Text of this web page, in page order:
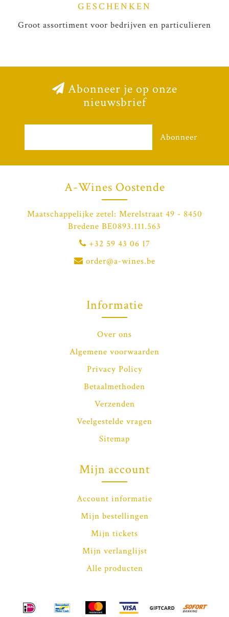
GESCHENKEN
Groot assortiment voor bedrijven en particulieren
Abonneer je op onze
nieuwsbrief
Abonneer
A-Wines Oostende
Maatschappelijke zetel: Merelstraat 49 - 8450
Bredene BE0893.111.563
+32 59 43 06 17
order@a-wines.be
Informatie
Over ons
Algemene voorwaarden
Privacy Policy
Betaalmethoden
Verzenden
Veelgestelde vragen
Sitemap
Mijn account
Account informatie
Mijn bestellingen
Mijn tickets
Mijn verlanglijst
Alle producten